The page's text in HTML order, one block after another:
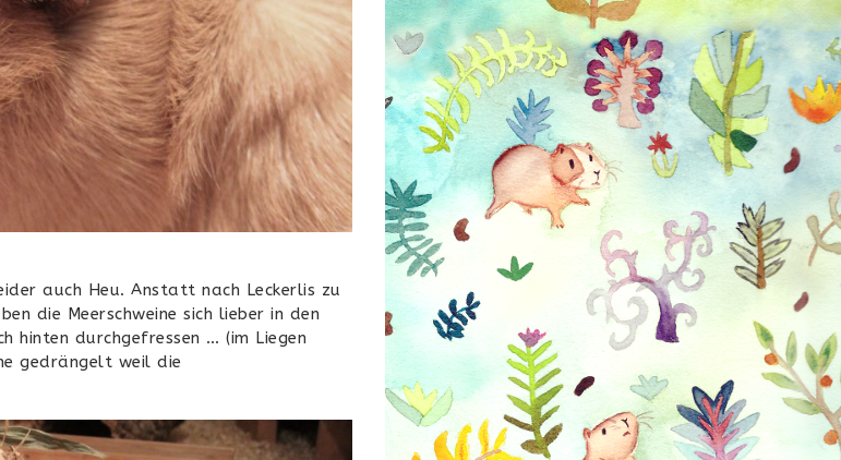
auch Heu. Anstatt nach Leckerlis zu
die Meerschweine sich lieber in den
hinten durchgefressen … (im Liegen
gedrängelt weil die